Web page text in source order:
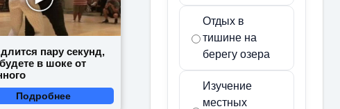
пару секунд,
в шоке от
Подробнее
Отдых в
тишине на
берегу озера
Изучение
местных